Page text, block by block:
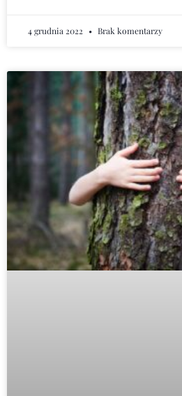
4 grudnia 2022 Brak komentarzy